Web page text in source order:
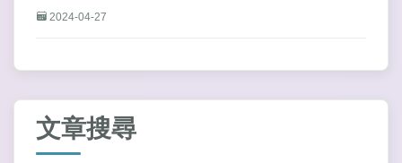
2024-04-27
文章搜尋